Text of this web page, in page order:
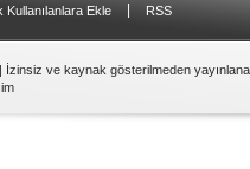
Kullanılanlara Ekle RSS
| İzinsiz ve kaynak gösterilmeden